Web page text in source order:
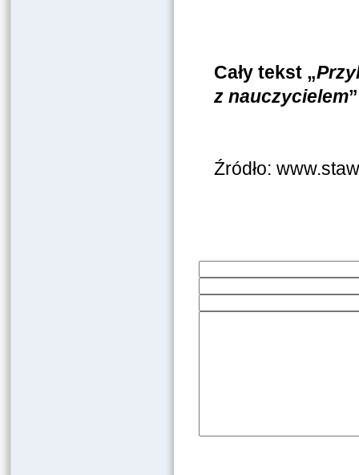
Cały tekst „
z nauczycielem
Źródło: